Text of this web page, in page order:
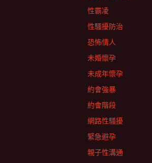
性霸凌
性騷擾防治
恐怖情人
未婚懷孕
未成年懷孕
約會強暴
約會階段
網路性騷擾
緊急避孕
親子性溝通